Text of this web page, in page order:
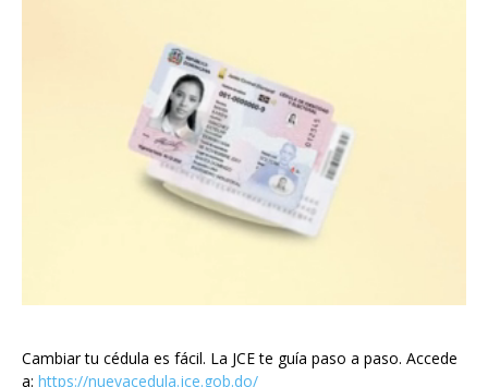
Cambiar tu cédula es fácil. La JCE te guía paso a paso. Accede
a: https://nuevacedula.jce.gob.do/